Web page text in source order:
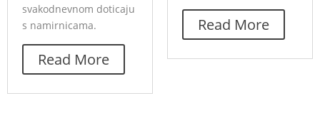
svakodnevnom doticaju
s namirnicama.
Read More
Read More